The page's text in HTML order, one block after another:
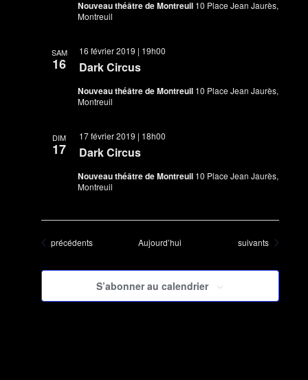
Nouveau théâtre de Montreuil 10 Place Jean Jaurès,
Montreuil
SAM
16 Dark Circus
16 février 2019 | 19h00
Nouveau théâtre de Montreuil 10 Place Jean Jaurès,
Montreuil
DIM
17 Dark Circus
17 février 2019 | 18h00
Nouveau théâtre de Montreuil 10 Place Jean Jaurès,
Montreuil
Évènements
précédents Aujourd’hui Évènements
suivants
S’abonner au calendrier